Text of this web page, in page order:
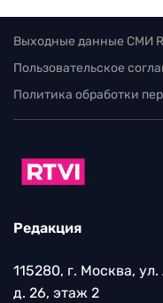
Выходные данные СМИ
Пользовательское
Политика обработки
Редакция
115280, г. Москва,
д. 26, этаж 2